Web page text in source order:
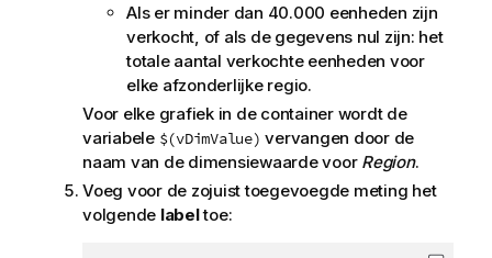
Als er minder dan 40.000 eenheden zijn
verkocht, of als de gegevens nul zijn: het
totale aantal verkochte eenheden voor
elke afzonderlijke regio.
Voor elke grafiek in de container wordt de
variabele $(vDimValue) vervangen door de
naam van de dimensiewaarde voor Region.
Voeg voor de zojuist toegevoegde meting het
volgende labeltoe: